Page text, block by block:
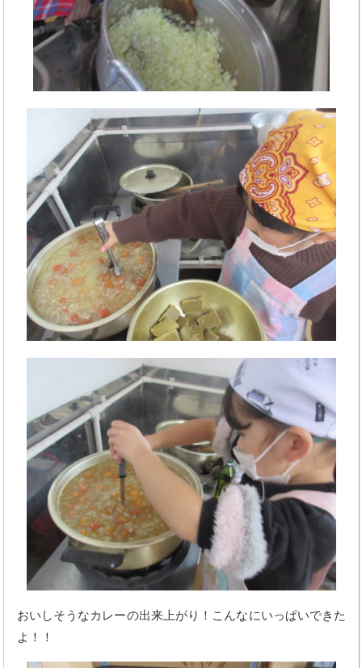
おいしそうなカレーの出来上がり！こんなにいっぱいできた
よ！！